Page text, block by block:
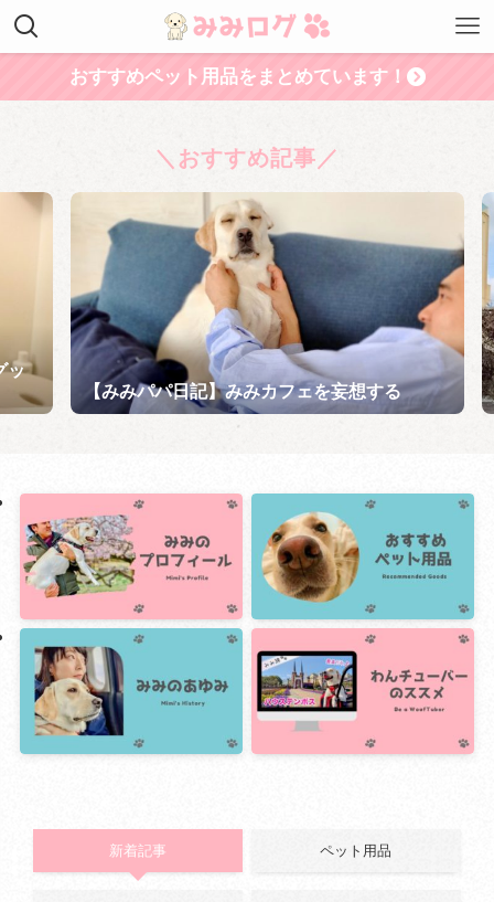
おすすめペット用品をまとめています！
＼おすすめ記事／
【みみパパ日記】みみカフェを妄想する
新着記事 ペット用品